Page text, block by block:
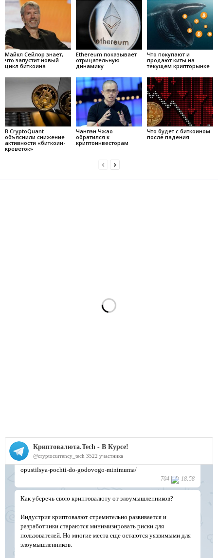
Майкл Сейлор знает,
что запустит новый
цикл биткоина
Ethereum показывает
отрицательную
динамику
Что покупают и
продают киты на
текущем крипторынке
В CryptoQuant
объяснили снижение
активности «биткоин-
креветок»
Чанпэн Чжао
обратился к
криптоинвесторам
Что будет с биткоином
после падения